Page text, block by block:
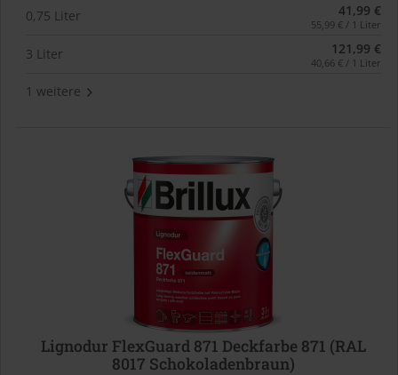
0,75 Liter 41,99 €
55,99 € / 1 Liter
3 Liter 121,99 €
40,66 € / 1 Liter
1 weitere
Lignodur FlexGuard 871 Deckfarbe 871 (RAL
8017 Schokoladenbraun)